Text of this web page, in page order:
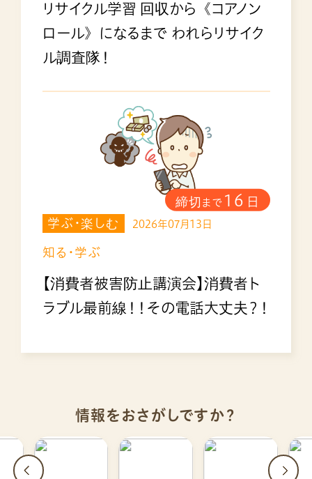
リサイクル学習 回収から《コアノン
ロール》になるまで われらリサイク
ル調査隊！
締切 まで 16 日
学ぶ・楽しむ
2026年07月13日
知る・学ぶ
【消費者被害防止講演会】消費者ト
ラブル最前線！！その電話大丈夫？！
情報をおさがしですか？